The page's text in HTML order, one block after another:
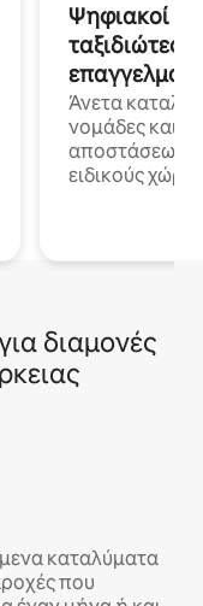
Ψηφιακοί
ταξιδιώτες
Άνετα
νομάδες και
αποστάσεως
ειδικούς
διαμονές
καταλύματα
που